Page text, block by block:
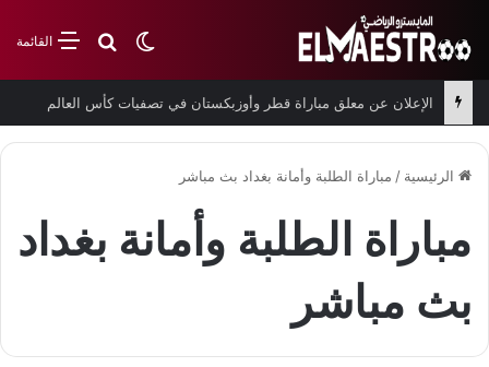
القائمةبحث عن
الوضع المظلم
الإعلان عن معلق مباراة قطر وأوزبكستان في تصفيات كأس العالم
الرئيسية / مباراة الطلبة وأمانة بغداد بث مباشر
مباراة الطلبة وأمانة بغداد
بث مباشر